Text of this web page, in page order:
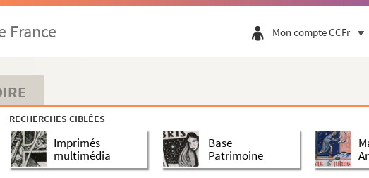
France Mon compte CCFr
RECHERCHES CIBLÉES
Imprimés
multimédia
Base
Patrimoine
Rothomagensis
de la province de Normandie, précédé de l'h...
province de Normandie, où l'on indique leurs noms, l...
à la
par mademoiselle Le Masson Le Golft